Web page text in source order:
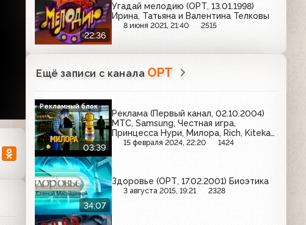
22:36
Угадай мелодию (ОРТ, 13.01.1998)
Ирина, Татьяна и Валентина Телковы
8 июня 2021, 21:40 2515
Ещё записи с канала ОРТ
03:39
Реклама (Первый канал, 02.10.2004)
МТС, Samsung, Честная игра,
Принцесса Нури, Милора, Rich, Kitekat,
Сам Самыч, Merci
15 февраля 2024, 22:20 1424
Рекламный блок
34:07
Здоровье (ОРТ, 17.02.2001) Биоэтика
3 августа 2015, 19:21 2328